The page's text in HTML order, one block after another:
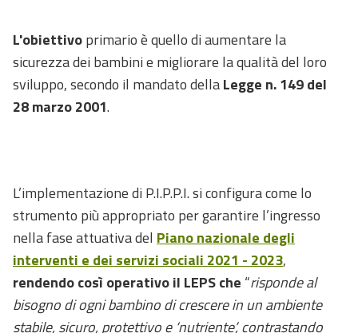
L'obiettivoprimario è quello di aumentare la
sicurezza dei bambini e migliorare la qualità del loro
sviluppo, secondo il mandato dellaLegge n. 149 del
28 marzo 2001.
L’implementazione di P.I.P.P.I. si configura come lo
strumento più appropriato per garantire l’ingresso
nella fase attuativa del Piano nazionale degli
interventi e dei servizi sociali 2021 - 2023,
rendendo così operativo il LEPS che “risponde al
bisogno di ogni bambino di crescere in un ambiente
stabile, sicuro, protettivo e ‘nutriente’, contrastando